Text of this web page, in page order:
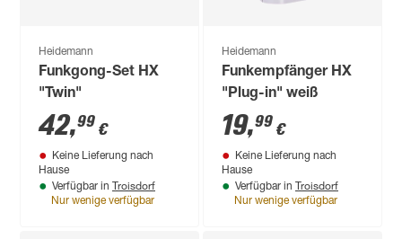
Heidemann
Funkgong-Set HX
"Twin"
42,99 €
Keine Lieferung nach
Hause
Verfügbar in Troisdorf
Nur wenige verfügbar
Heidemann
Funkempfänger HX
"Plug-in" weiß
19,99 €
Keine Lieferung nach
Hause
Verfügbar in Troisdorf
Nur wenige verfügbar